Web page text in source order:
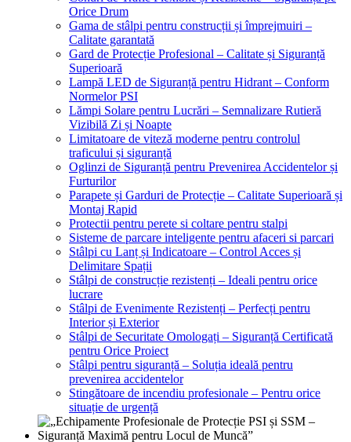
Orice Drum
Gama de stâlpi pentru construcții și împrejmuiri –
Calitate garantată
Gard de Protecție Profesional – Calitate și Siguranță
Superioară
Lampă LED de Siguranță pentru Hidrant – Conform
Normelor PSI
Lămpi Solare pentru Lucrări – Semnalizare Rutieră
Vizibilă Zi și Noapte
Limitatoare de viteză moderne pentru controlul
traficului și siguranță
Oglinzi de Siguranță pentru Prevenirea Accidentelor și
Furturilor
Parapete și Garduri de Protecție – Calitate Superioară și
Montaj Rapid
Protectii pentru perete si coltare pentru stalpi
Sisteme de parcare inteligente pentru afaceri si parcari
Stâlpi cu Lanț și Indicatoare – Control Acces și
Delimitare Spații
Stâlpi de construcție rezistenți – Ideali pentru orice
lucrare
Stâlpi de Evenimente Rezistenți – Perfecți pentru
Interior și Exterior
Stâlpi de Securitate Omologați – Siguranță Certificată
pentru Orice Proiect
Stâlpi pentru siguranță – Soluția ideală pentru
prevenirea accidentelor
Stingătoare de incendiu profesionale – Pentru orice
situație de urgență